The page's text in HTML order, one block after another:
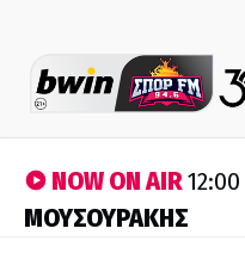
NOW ON AIR
ΜΟΥΣΟΥΡΑΚΗΣ